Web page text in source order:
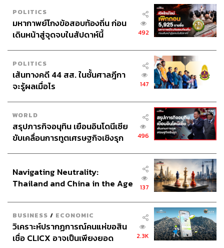
POLITICS
มหากาพย์โกงข้อสอบท้องถิ่น ก่อน
เดินหน้าสู่จุดจบในสัปดาห์นี้
492
POLITICS
เส้นทางคดี 44 สส. ในชั้นศาลฎีกา
จะรู้ผลเมื่อไร
147
WORLD
สรุปภารกิจอนุทิน เยือนอินโดนีเซีย
ขับเคลื่อนการทูตเศรษฐกิจเชิงรุก
496
Navigating Neutrality:
Thailand and China in the Age
137
BUSINESS / ECONOMIC
วิเคราะห์ปรากฏการณ์คนแห่ขอสิน
เชื่อ CLICX อาจเป็นเพียงยอด
2.3K